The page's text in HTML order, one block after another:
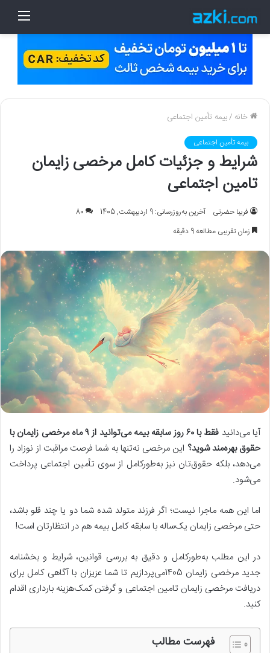
منو
خانه /بیمه تأمین اجتماعی
بیمه تأمین اجتماعی
شرایط و جزئیات کامل مرخصی زایمان
تامین اجتماعی
فریبا حضرتی آخرین به‌روزرسانی: 9 اردیبهشت, 1405
80
زمان تقریبی مطالعه 9 دقیقه
آیا می‌دانید فقط با۶۰روز سابقه بیمه می‌توانید از۹ماه مرخصی زایمان با
حقوق بهره‌مند شوید؟ این مرخصی نه‌تنها به شما فرصت مراقبت از نوزاد را
می‌دهد، بلکه حقوق‌تان نیز به‌طورکامل از سوی تأمین اجتماعی پرداخت
می‌شود.
اما این همه ماجرا نیست؛ اگر فرزند متولد شده شما دو یا چند قلو باشد،
حتی مرخصی زایمان یک‌ساله با سابقه کامل بیمه هم در انتظارتان است!
در این مطلب به‌طورکامل و دقیق به بررسی قوانین، شرایط و بخشنامه
جدید مرخصی زایمان 1405می‌پردازیم تا شما عزیزان با آگاهی کامل برای
دریافت مرخصی زایمان تامین اجتماعی و گرفتن کمک‌هزینه بارداری اقدام
کنید.
فهرست مطالب